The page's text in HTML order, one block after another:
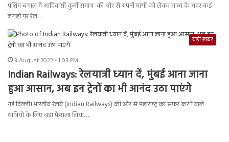
पश्चिम बंगाल में आदिवासी कुर्मी समाज की ओर से अपनी मांगों को लेकर राज्य के अंदर कई
जगहों पर रेल…
बड़ी ख़बर
3 August 2022 - 1:03 PM
Indian Railways: रेलयात्री ध्‍यान दें, मुंबई आना जाना
हुआ आसान, अब इन ट्रेनों का भी आनंद उठा पाएंगे
नई द‍िल्‍ली। भारतीय रेलवे (Indian Railways) की ओर से महाराष्‍ट्र का सफर करने वाले
यात्र‍ियों के ल‍िए बड़ा फैसला ल‍िया…